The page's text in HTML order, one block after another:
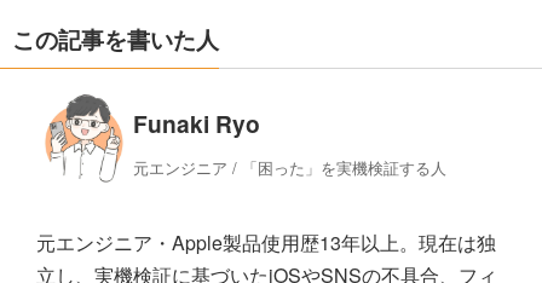
この記事を書いた人
Funaki Ryo
元エンジニア / 「困った」を実機検証する人
元エンジニア・Apple製品使用歴13年以上。現在は独
立し、実機検証に基づいたiOSやSNSの不具合、フィ